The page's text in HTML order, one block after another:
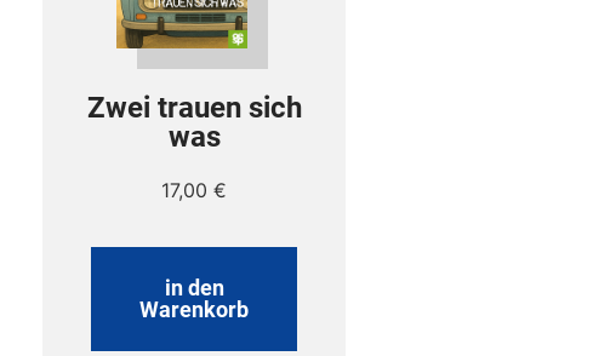
Zwei trauen sich
was
17,00€
in den
Warenkorb